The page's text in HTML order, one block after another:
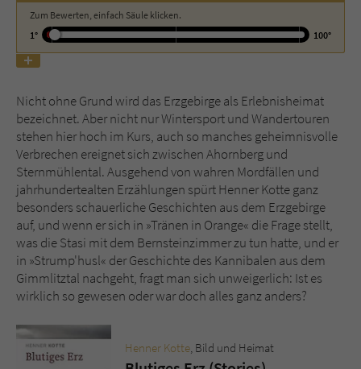
Zum Bewerten, einfach Säule klicken.
1°
100°
Nicht ohne Grund wird das Erzgebirge als Erlebnisheimat
bezeichnet. Aber nicht nur Wintersport und Wandertouren
stehen hier hoch im Kurs, auch so manches geheimnisvolle
Verbrechen ereignet sich zwischen Ahornberg und
Sternmühlental. Ausgehend von wahren Mordfällen und
jahrhundertealten Erzählungen spürt Henner Kotte ganz
besonders schauerliche Geschichten aus dem Erzgebirge
auf, und wenn er sich in »Tränen in Orange« die Frage stellt,
was die Stasi mit dem Bernsteinzimmer zu tun hatte, und er
in »Strump'husl« der Geschichte des Kannibalen aus dem
Gimmlitztal nachgeht, fragt man sich unweigerlich: Ist es
wirklich so gewesen oder war doch alles ganz anders?
Henner Kotte, Bild und Heimat
Name tx_pwcomments_ahash
Laufzeit 1 Jahr
Zweck Cookie für Kommentare einzelner Buchtitel
Name fe_typo_user
Anbieter Literatur-Couch Medien GmbH & Co. KG
Laufzeit Session
Zweck
Benutzer. Es wird benötigt um z. B. den
Sicherheitscode des Kontaktformulars zu